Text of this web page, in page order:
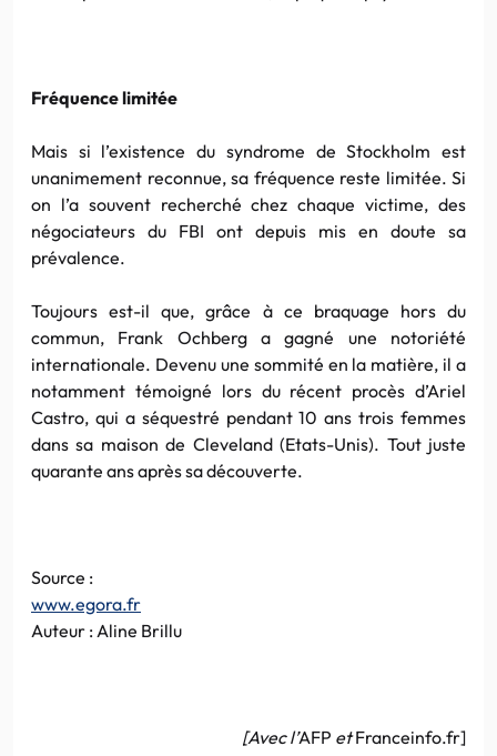
Fréquence limitée
Mais si l’existence du syndrome de Stockholm est
unanimement reconnue, sa fréquence reste limitée. Si
on l’a souvent recherché chez chaque victime, des
négociateurs du FBI ont depuis mis en doute sa
prévalence.
Toujours est-il que, grâce à ce braquage hors du
commun, Frank Ochberg a gagné une notoriété
internationale. Devenu une sommité en la matière, il a
notamment témoigné lors du récent procès d’Ariel
Castro, qui a séquestré pendant 10 ans trois femmes
dans sa maison de Cleveland (Etats-Unis). Tout juste
quarante ans après sa découverte.
Source :
www.egora.fr
Auteur : Aline Brillu
[Avec l’AFP etFranceinfo.fr]